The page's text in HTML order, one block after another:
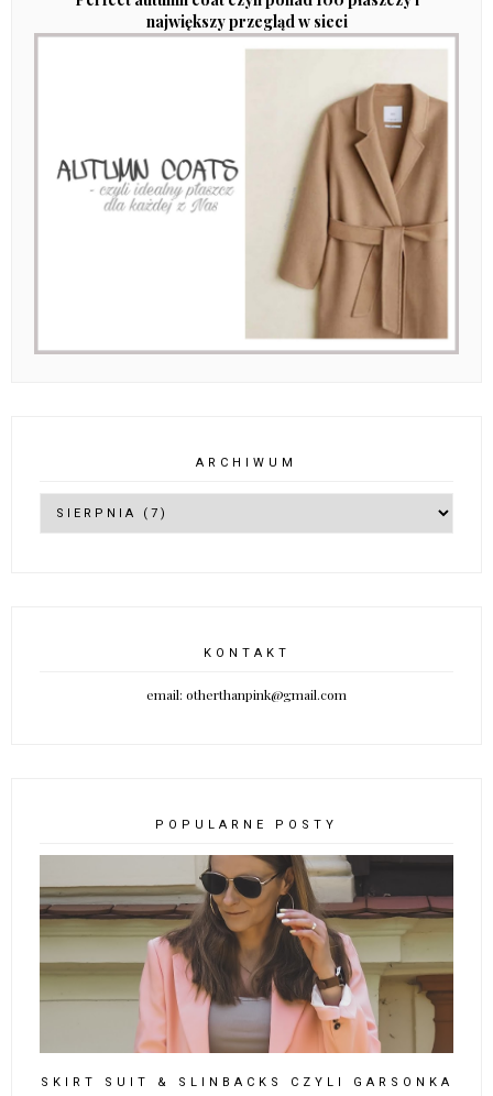
największy przegląd w sieci
ARCHIWUM
KONTAKT
email: otherthanpink@gmail.com
POPULARNE POSTY
SKIRT SUIT & SLINBACKS CZYLI GARSONKA